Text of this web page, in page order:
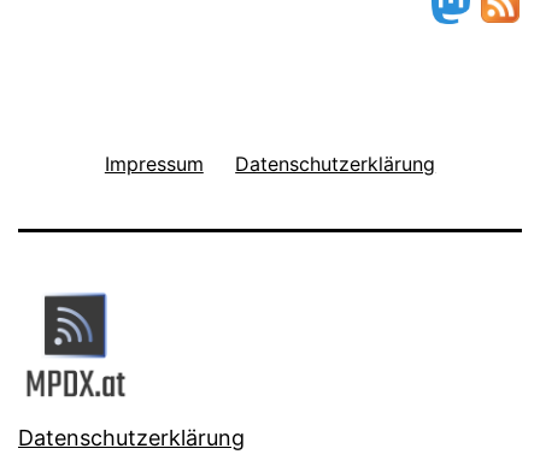
Impressum Datenschutzerklärung
Datenschutzerklärung